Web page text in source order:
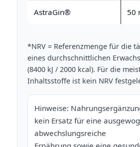
AstraGin® 50
*NRV = Referenzmenge für die
eines durchschnittlichen
(8400 kJ / 2000 kcal). Für die
Inhaltsstoffe ist kein NRV
Hinweise:
kein Ersatz für eine
abwechslungsreiche